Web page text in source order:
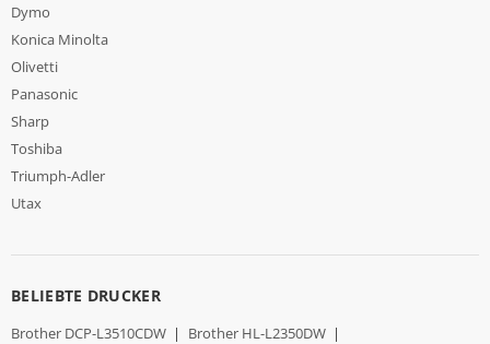
Dymo
Konica Minolta
Olivetti
Panasonic
Sharp
Toshiba
Triumph-Adler
Utax
BELIEBTE DRUCKER
Brother DCP-L3510CDW | Brother HL-L2350DW |